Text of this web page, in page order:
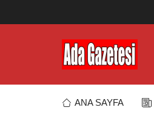
ANA SAYFA